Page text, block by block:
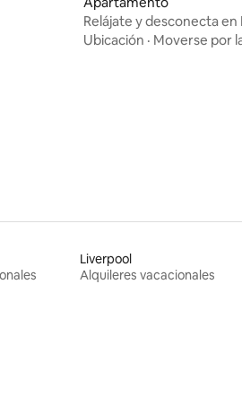
Relájate y desconecta en
Ubicación · Moverse por
Liverpool
Alquileres vacacionales